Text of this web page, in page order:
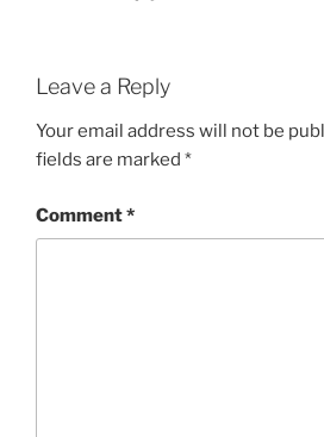
Leave a Reply
Your email address will not be
fields are marked *
Comment*